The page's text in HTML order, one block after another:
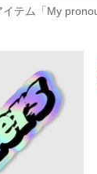
イテム「My